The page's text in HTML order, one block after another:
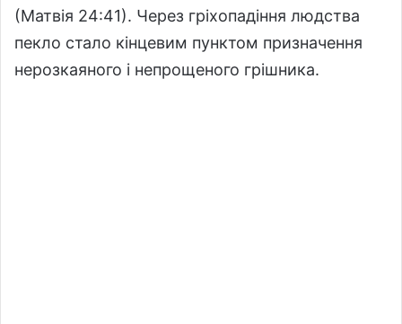
(Матвія 24:41). Через гріхопадіння людства
пекло стало кінцевим пунктом призначення
нерозкаяного і непрощеного грішника.